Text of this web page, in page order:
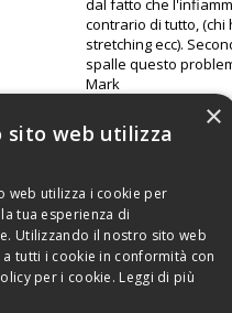
dal fatto che
contrario di tutto,
stretching ecc).
spalle questo
Mark
ALLEGATI
×
sito web utilizza
web utilizza i cookie per
tua esperienza di
Utilizzando il nostro sito web
a tutti i cookie in conformità con
per i cookie. Leggi di più